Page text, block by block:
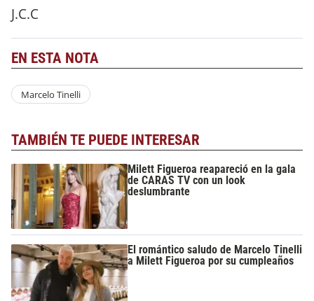
J.C.C
EN ESTA NOTA
Marcelo Tinelli
TAMBIÉN TE PUEDE INTERESAR
Milett Figueroa reapareció en la gala
de CARAS TV con un look
deslumbrante
El romántico saludo de Marcelo Tinelli
a Milett Figueroa por su cumpleaños